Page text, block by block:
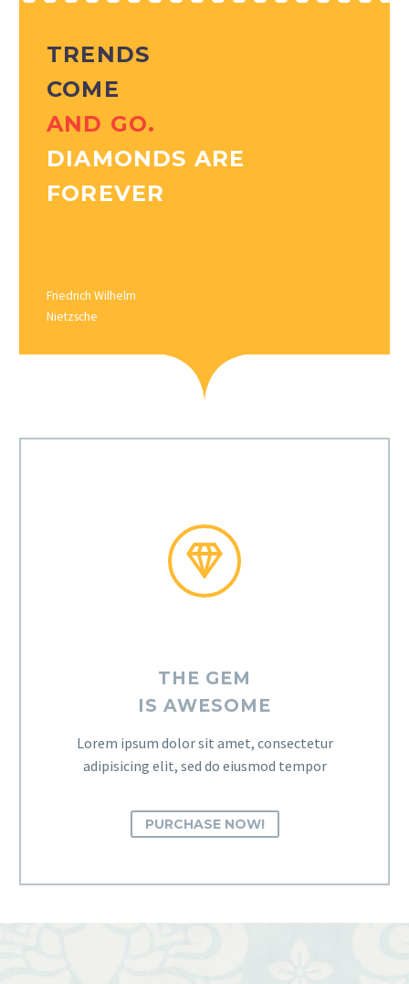
TRENDS
COME
AND GO.
DIAMONDS ARE
FOREVER
Friedrich Wilhelm
Nietzsche


THE GEM
IS AWESOME
Lorem ipsum dolor sit amet, consectetur
adipisicing elit, sed do eiusmod tempor
PURCHASE NOW!